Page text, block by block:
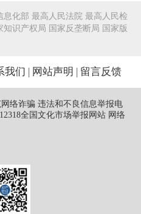
息化部 最高人民法院 最高人民检
知识产权局 国家反垄断局 国家版
我们 网站声明 留言反馈
络诈骗 违法和不良信息举报电
12318全国文化市场举报网站 网络